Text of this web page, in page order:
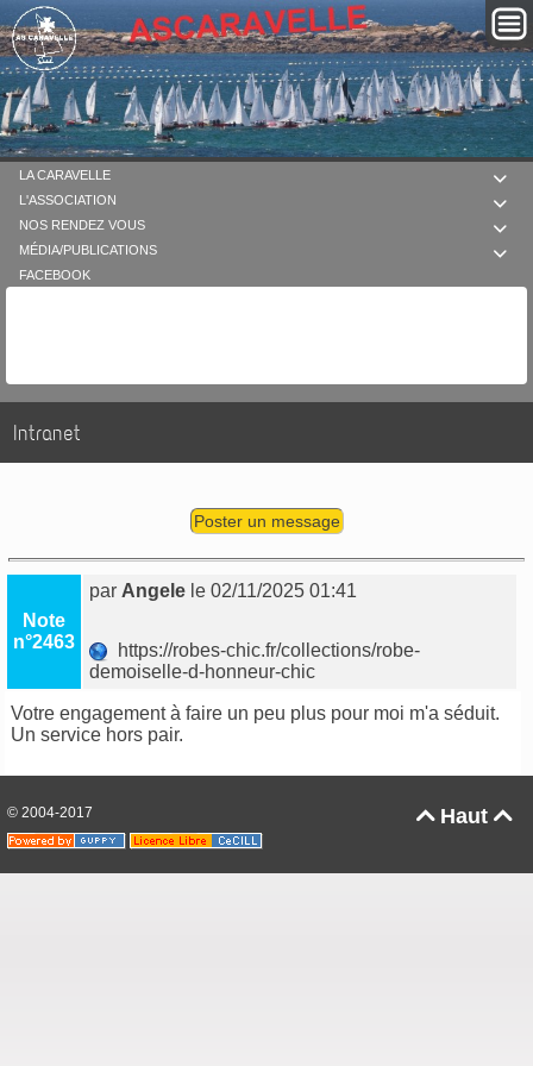

LA CARAVELLE

L'ASSOCIATION

NOS RENDEZ VOUS

MÉDIA/PUBLICATIONS
FACEBOOK
Intranet
Poster un message
Note
n°2463
par Angele le 02/11/2025 01:41
https://robes-chic.fr/collections/robe-
demoiselle-d-honneur-chic
Votre engagement à faire un peu plus pour moi m'a séduit.
Un service hors pair.
Haut 
© 2004-2017